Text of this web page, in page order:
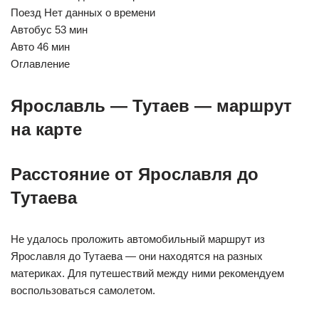
Поезд Нет данных о времени
Автобус 53 мин
Авто 46 мин
Оглавление
Ярославль — Тутаев — маршрут
на карте
Расстояние от Ярославля до
Тутаева
Не удалось проложить автомобильный маршрут из
Ярославля до Тутаева — они находятся на разных
материках. Для путешествий между ними рекомендуем
воспользоваться самолетом.